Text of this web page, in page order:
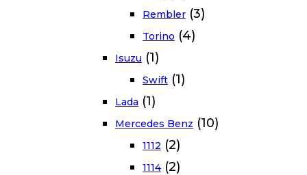
Rembler (3)
Torino (4)
Isuzu (1)
Swift (1)
Lada (1)
Mercedes Benz (10)
1112 (2)
1114 (2)